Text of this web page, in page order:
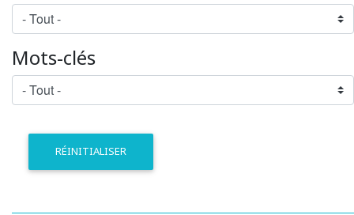
Mots-clés
RÉINITIALISER